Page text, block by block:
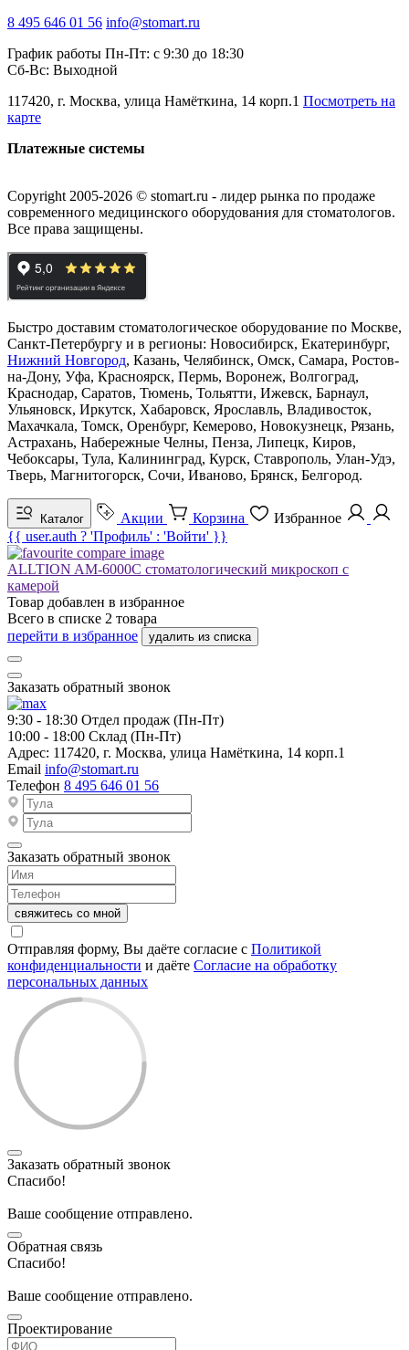
8 495 646 01 56 info@stomart.ru
График работы Пн-Пт: с 9:30 до 18:30
Сб-Вс: Выходной
117420, г. Москва, улица Намёткина, 14 корп.1 Посмотреть на
карте
Платежные системы
Copyright 2005-2026 © stomart.ru - лидер рынка по продаже
современного медицинского оборудования для стоматологов.
Все права защищены.
Быстро доставим стоматологическое оборудование по Москве,
Санкт-Петербургу и в регионы: Новосибирск, Екатеринбург,
Нижний Новгород, Казань, Челябинск, Омск, Самара, Ростов-
на-Дону, Уфа, Красноярск, Пермь, Воронеж, Волгоград,
Краснодар, Саратов, Тюмень, Тольятти, Ижевск, Барнаул,
Ульяновск, Иркутск, Хабаровск, Ярославль, Владивосток,
Махачкала, Томск, Оренбург, Кемерово, Новокузнецк, Рязань,
Астрахань, Набережные Челны, Пенза, Липецк, Киров,
Чебоксары, Тула, Калининград, Курск, Ставрополь, Улан-Удэ,
Тверь, Магнитогорск, Сочи, Иваново, Брянск, Белгород.
Каталог Акции Корзина
Избранное
{{ user.auth ? 'Профиль' : 'Войти' }}
ALLTION AM-6000C стоматологический микроскоп с
камерой
Товар добавлен в избранное
Всего в списке 2 товара
перейти в избранное
удалить из списка
Заказать обратный звонок
9:30 - 18:30 Отдел продаж (Пн-Пт)
10:00 - 18:00 Склад (Пн-Пт)
Адрес: 117420, г. Москва, улица Намёткина, 14 корп.1
Email info@stomart.ru
Телефон 8 495 646 01 56
Заказать обратный звонок
свяжитесь со мной
Отправляя форму, Вы даёте согласие с Политикой
конфиденциальности и даёте Согласие на обработку
персональных данных
Заказать обратный звонок
Спасибо!
Ваше сообщение отправлено.
Обратная связь
Спасибо!
Ваше сообщение отправлено.
Проектирование